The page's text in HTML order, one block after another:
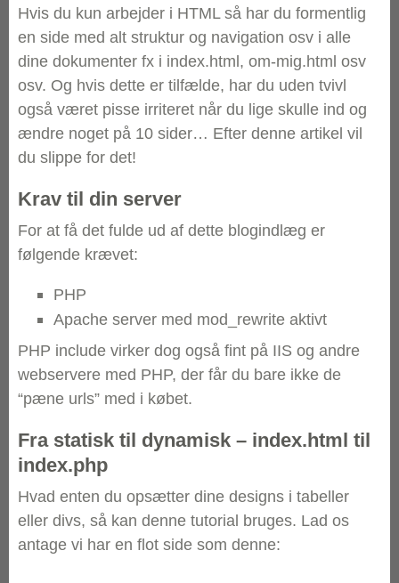
Hvis du kun arbejder i HTML så har du formentlig
en side med alt struktur og navigation osv i alle
dine dokumenter fx i index.html, om-mig.html osv
osv. Og hvis dette er tilfælde, har du uden tvivl
også været pisse irriteret når du lige skulle ind og
ændre noget på 10 sider… Efter denne artikel vil
du slippe for det!
Krav til din server
For at få det fulde ud af dette blogindlæg er
følgende krævet:
PHP
Apache server med mod_rewrite aktivt
PHP include virker dog også fint på IIS og andre
webservere med PHP, der får du bare ikke de
“pæne urls” med i købet.
Fra statisk til dynamisk – index.html til
index.php
Hvad enten du opsætter dine designs i tabeller
eller divs, så kan denne tutorial bruges. Lad os
antage vi har en flot side som denne: